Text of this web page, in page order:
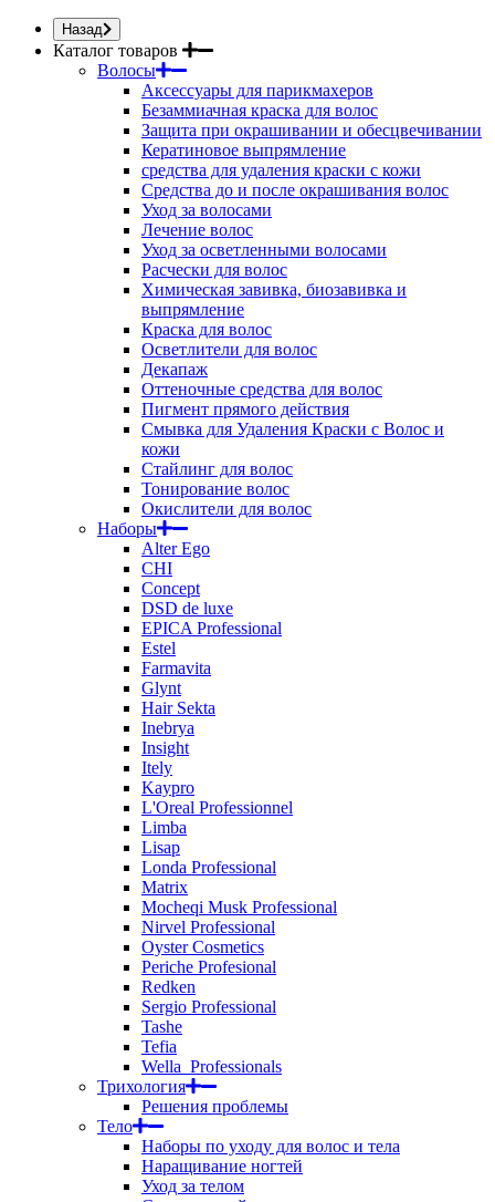
Назад
Каталог товаров
Волосы
Аксессуары для парикмахеров
Безаммиачная краска для волос
Защита при окрашивании и обесцвечивании
Кератиновое выпрямление
средства для удаления краски с кожи
Средства до и после окрашивания волос
Уход за волосами
Лечение волос
Уход за осветленными волосами
Расчески для волос
Химическая завивка, биозавивка и
выпрямление
Краска для волос
Осветлители для волос
Декапаж
Оттеночные средства для волос
Пигмент прямого действия
Смывка для Удаления Краски с Волос и
кожи
Стайлинг для волос
Тонирование волос
Окислители для волос
Наборы
Alter Ego
CHI
Concept
DSD de luxe
EPICA Professional
Estel
Farmavita
Glynt
Hair Sekta
Inebrya
Insight
Itely
Kaypro
L'Oreal Professionnel
Limba
Lisap
Londa Professional
Matrix
Mocheqi Musk Professional
Nirvel Professional
Oyster Cosmetics
Periche Profesional
Redken
Sergio Professional
Tashe
Tefia
Wella_Professionals
Трихология
Решения проблемы
Тело
Наборы по уходу для волос и тела
Наращивание ногтей
Уход за телом